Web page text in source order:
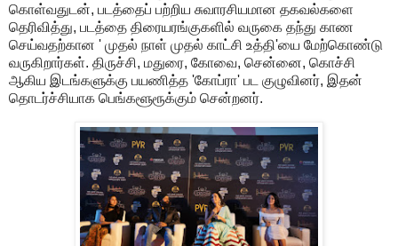
கொள்வதுடன், படத்தைப் பற்றிய சுவாரசியமான தகவல்களை
தெரிவித்து, படத்தை திரையரங்குகளில் வருகை தந்து காண
செய்வதற்கான ' முதல் நாள் முதல் காட்சி உத்தி'யை மேற்கொண்டு
வருகிறார்கள். திருச்சி, மதுரை, கோவை, சென்னை, கொச்சி
ஆகிய இடங்களுக்கு பயணித்த 'கோப்ரா' பட குழுவினர், இதன்
தொடர்ச்சியாக பெங்களூரூக்கும் சென்றனர்.